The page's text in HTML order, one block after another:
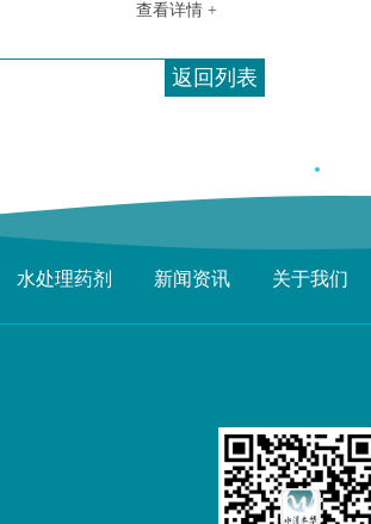
查看详情 +
返回列表
水处理药剂 新闻资讯 关于我们